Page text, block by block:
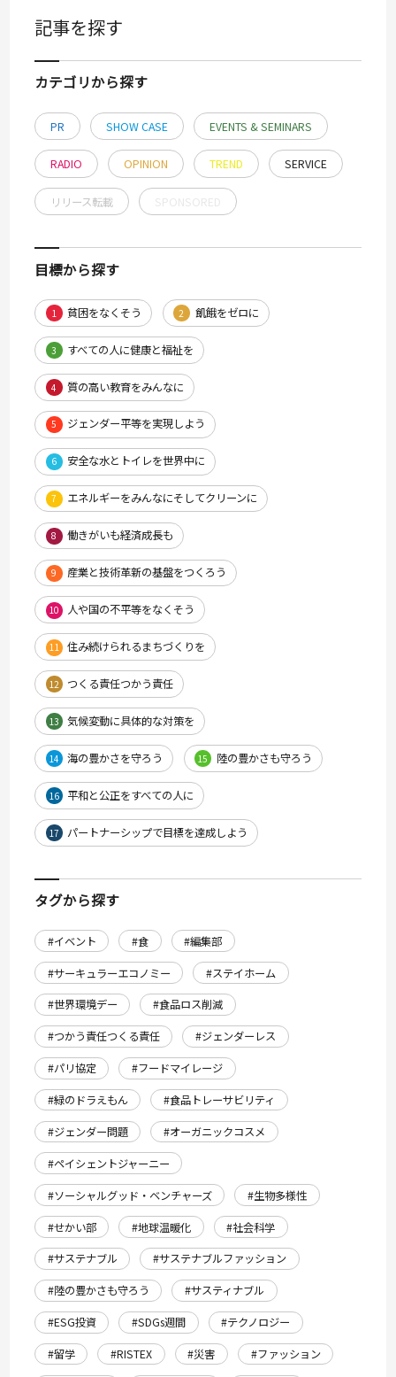
記事を探す
カテゴリから探す
PR SHOW CASE EVENTS & SEMINARS
RADIO OPINION TREND SERVICE
リリース転載
目標から探す
1 貧困をなくそう 2 飢餓をゼロに
3 すべての人に健康と福祉を
4 質の高い教育をみんなに
5 ジェンダー平等を実現しよう
6 安全な水とトイレを世界中に
7 エネルギーをみんなにそしてクリーンに
8 働きがいも経済成長も
9 産業と技術革新の基盤をつくろう
10 人や国の不平等をなくそう
11 住み続けられるまちづくりを
12 つくる責任つかう責任
13 気候変動に具体的な対策を
14 海の豊かさを守ろう 15 陸の豊かさも守ろう
16 平和と公正をすべての人に
17 パートナーシップで目標を達成しよう
タグから探す
#イベント #食
#編集部
#サーキュラーエコノミー
#ステイホーム
#世界環境デー
#食品ロス削減
#つかう責任つくる責任
#ジェンダーレス
#パリ協定
#フードマイレージ
#緑のドラえもん
#食品トレーサビリティ
#ジェンダー問題
#オーガニックコスメ
#ペイシェントジャーニー
#ソーシャルグッド・ベンチャーズ
#生物多様性
#せかい部
#地球温暖化
#社会科学
#サステナブル
#サステナブルファッション
#陸の豊かさも守ろう
#サスティナブル
#ESG投資
#SDGs週間
#テクノロジー
#留学
#RISTEX #災害 #ファッション